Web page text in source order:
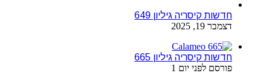
חדשות קיסריה גיליון 649
דצמבר 19, 2025
חדשות קיסריה גיליון 665
פורסם לפני יום 1